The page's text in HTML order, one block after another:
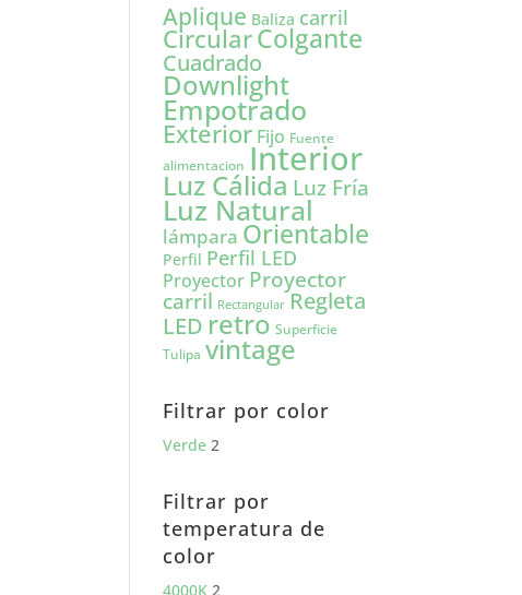
Aplique Baliza carril
CircularColgante
Cuadrado
Downlight
Empotrado
Exterior Fijo Fuente
alimentacion Interior
Luz Cálida Luz Fría
Luz Natural
lámpara Orientable
Perfil Perfil LED
Proyector Proyector
carril Rectangular Regleta
LED retro Superficie
Tulipa vintage
Filtrar por color
Verde 2
Filtrar por
temperatura de
color
4000K 2